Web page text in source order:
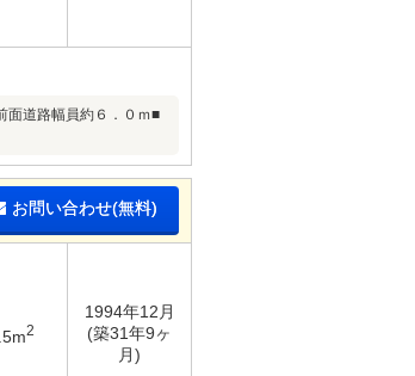
面道路幅員約６．０ｍ■
お問い合わせ(無料)
2
1994年12月
(築31年9ヶ
月)